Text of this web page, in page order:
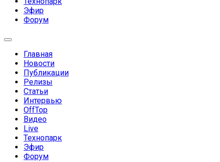
Эфир
Форум
Главная
Новости
Публикации
Релизы
Статьи
Интервью
OffTop
Видео
Live
Технопарк
Эфир
Форум